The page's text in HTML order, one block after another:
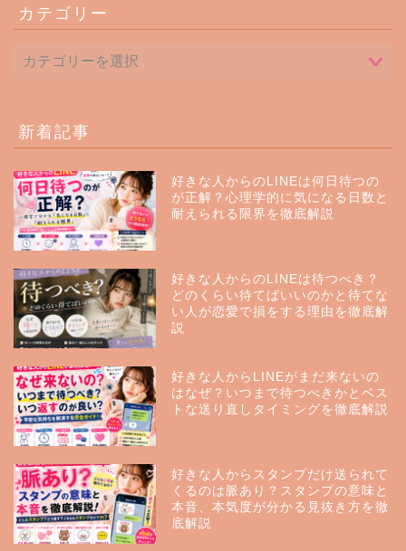
カテゴリー
新着記事
好きな人からのLINEは何日待つの
が正解？心理学的に気になる日数と
耐えられる限界を徹底解説
好きな人からのLINEは待つべき？
どのくらい待てばいいのかと待てな
い人が恋愛で損をする理由を徹底解
説
好きな人からLINEがまだ来ないの
はなぜ？いつまで待つべきかとベス
トな送り直しタイミングを徹底解説
好きな人からスタンプだけ送られて
くるのは脈あり？スタンプの意味と
本音、本気度が分かる見抜き方を徹
底解説